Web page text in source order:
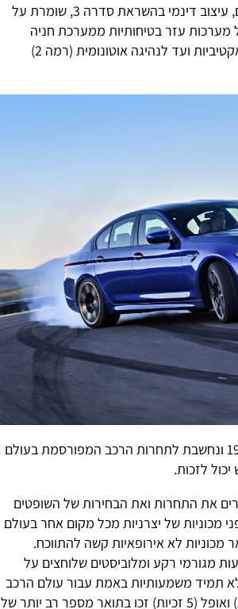
סדרה 5 החדשה מציגה, למרות המימדים הגדולים, עיצוב דינמי בהשראת סדרה 3, שומרת על
עזר בטיחותיות ממערכת חניה
עצמית מלאה, דרך בקרת שיוט ושמירה על נתיב אקטיביות ועד לנהיגה אוטונומית (רמה 2)
תחרות "מכונית השנה באירופה" נוסדה בשנת 1964 ונחשבת לתחרות הרכב המפורסמת בעולם
לזכות.
את התחרות ואת הבחירות של השופטים
מכוניות של יצרניות מכל מקום אחר בעולם
מגורמי רקע ומלוביסטים שלוחצים על
תמיד משמעותיות באמת עבור עולם הרכב
וכך למשל יצרניות כמו פיאט (9 זכיות) רנו (6 זכיות) ואופל (5 זכיות) זכו בתואר מספר רב יותר של